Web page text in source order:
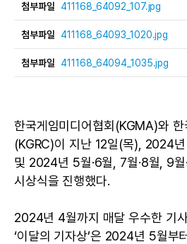
첨부파일 411168_64092_107.jpg
첨부파일 411168_64093_1020.jpg
첨부파일 411168_64094_1035.jpg
한국게임미디어협회(KGMA)와 한
(KGRC)이 지난 12일(목), 2024년
및 2024년 5월·6월, 7월·8월, 9월
시상식을 진행했다.
2024년 4월까지 매달 우수한 기
‘이달의 기자상’은 2024년 5월부